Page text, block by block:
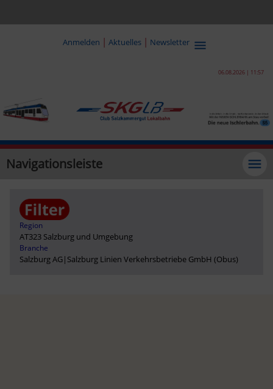
Anmelden | Aktuelles | Newsletter
06.08.2026 | 11:57
Navigationsleiste
Region
AT323 Salzburg und Umgebung
Branche
Salzburg AG| Salzburg Linien Verkehrsbetriebe GmbH (Obus)